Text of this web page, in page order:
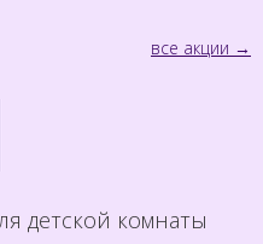
все акции
детской комнаты